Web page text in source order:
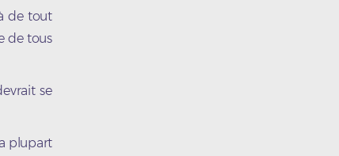
de tout
de tous
se
plupart